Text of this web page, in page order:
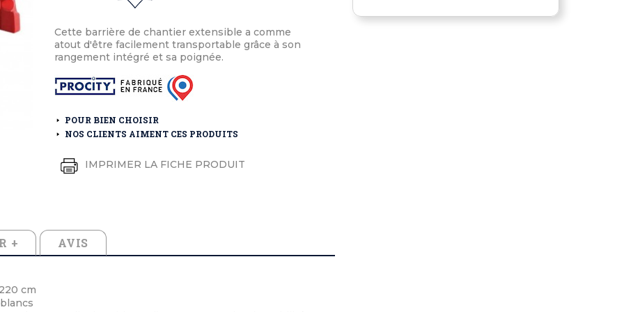
extérieurs
extérieurs
et médaille d'honneur
fanion
Cette barrière de chantier extensible a comme
atout d'être facilement transportable grâce à son
rangement intégré et sa poignée.
POUR BIEN CHOISIR
NOS CLIENTS AIMENT CES PRODUITS
IMPRIMER LA FICHE PRODUIT
+ AVIS
cm